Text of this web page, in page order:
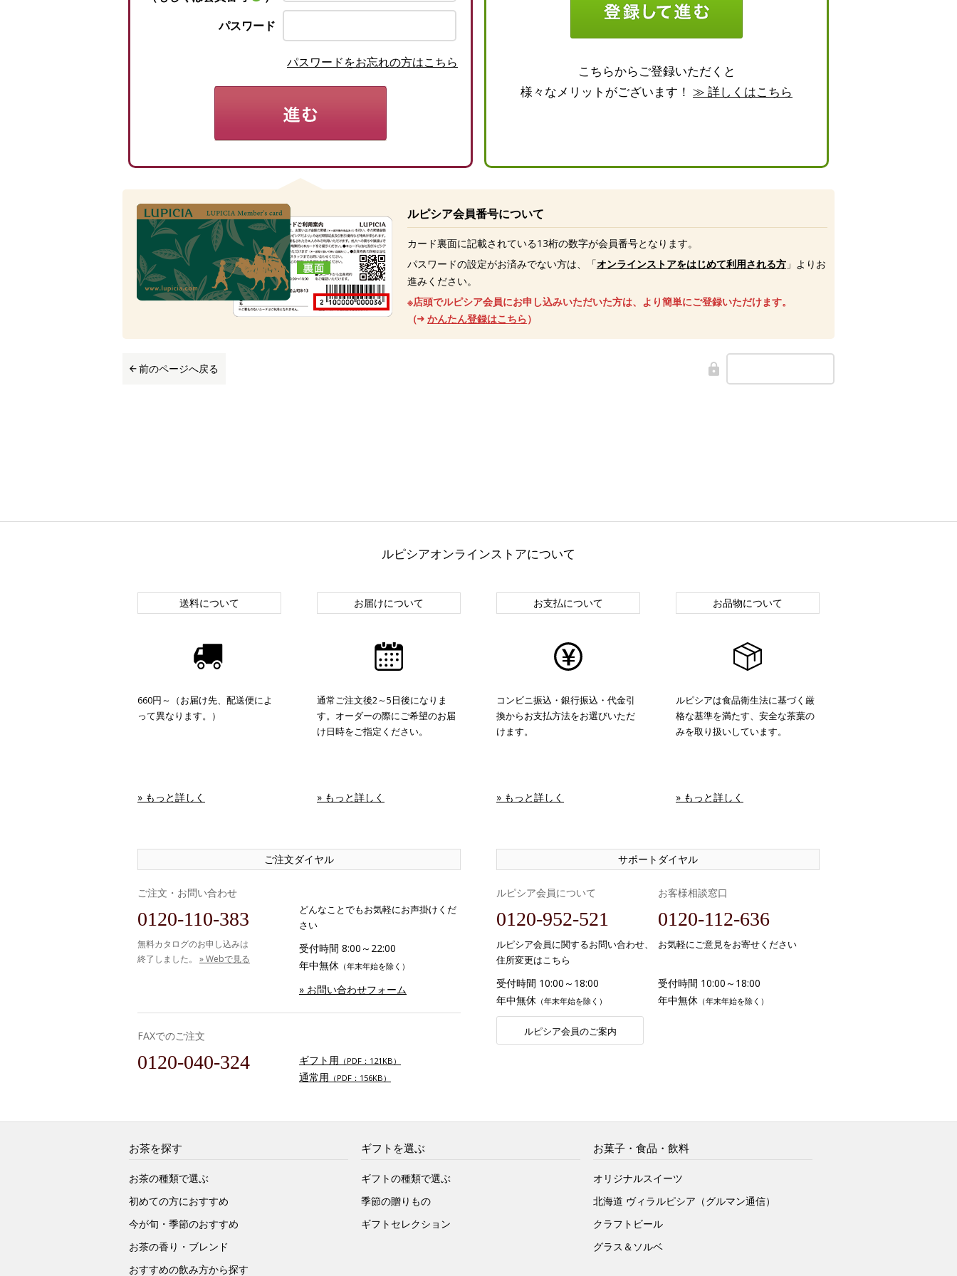
パスワード
パスワードをお忘れの方はこちら
こちらからご登録いただくと
様々なメリットがございます！ ≫ 詳しくはこちら
ルピシア会員番号について
カード裏面に記載されている13桁の数字が会員番号となります。
パスワードの設定がお済みでない方は、「オンラインストアをはじめて利用される方 」よりお
進みください。
※店頭でルピシア会員にお申し込みいただいた方は、より簡単にご登録いただけます。
（
かんたん登録はこちら）
前のページへ戻る
ルピシアオンラインストアについて
送料について
660円～（お届け先、配送便によ
って異なります。）
» もっと詳しく
お届けについて
通常ご注文後2～5日後になりま
す。オーダーの際にご希望のお届
け日時をご指定ください。
» もっと詳しく
お支払について
コンビニ振込・銀行振込・代金引
換からお支払方法をお選びいただ
けます。
» もっと詳しく
お品物について
ルピシアは食品衛生法に基づく厳
格な基準を満たす、安全な茶葉の
みを取り扱いしています。
» もっと詳しく
ご注文ダイヤル
ご注文・お問い合わせ
0120-110-383
無料カタログのお申し込みは
終了しました。 » Webで見る
どんなことでもお気軽にお声掛けくだ
さい
受付時間 8:00～22:00
年中無休 （年末年始を除く）
» お問い合わせフォーム
FAXでのご注文
0120-040-324 ギフト用 （PDF：121KB）
通常用 （PDF：156KB）
サポートダイヤル
ルピシア会員について
0120-952-521
ルピシア会員に関するお問い合わせ、
住所変更はこちら
受付時間 10:00～18:00
年中無休 （年末年始を除く）
ルピシア会員のご案内
お客様相談窓口
0120-112-636
お気軽にご意見をお寄せください
受付時間 10:00～18:00
年中無休 （年末年始を除く）
お茶を探す
お茶の種類で選ぶ
初めての方におすすめ
今が旬・季節のおすすめ
お茶の香り・ブレンド
おすすめの飲み方から探す
ギフトを選ぶ
ギフトの種類で選ぶ
季節の贈りもの
ギフトセレクション
お菓子・食品・飲料
オリジナルスイーツ
北海道 ヴィラルピシア（グルマン通信）
クラフトビール
グラス＆ソルベ